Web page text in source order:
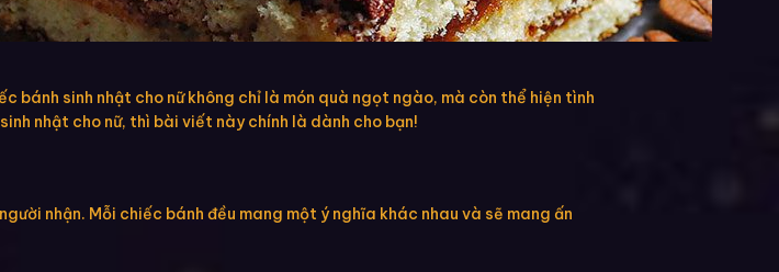
bánh sinh nhật cho nữ không chỉ là món quà ngọt ngào, mà còn thể hiện tình
nhật cho nữ, thì bài viết này chính là dành cho bạn!
nhận. Mỗi chiếc bánh đều mang một ý nghĩa khác nhau và sẽ mang ấn